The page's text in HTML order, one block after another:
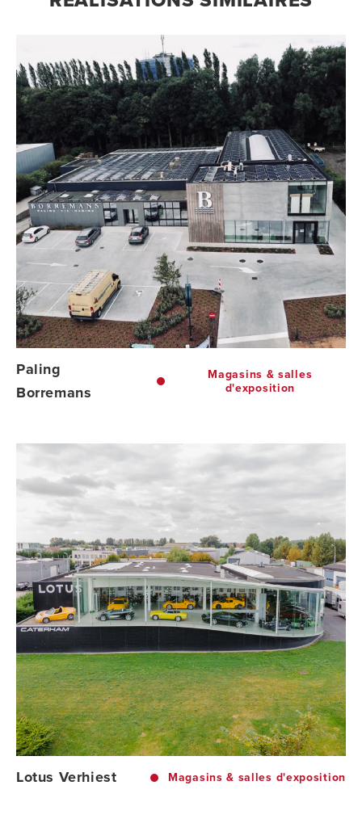
Paling
Borremans
Magasins & salles
d'exposition
Lotus Verhiest Magasins & salles d'exposition